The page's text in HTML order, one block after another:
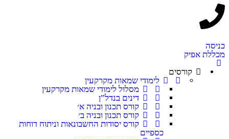
כניסה
מכללת אפיק
קורסים
לימודי שמאות מקרקעין
מסלול לימודי שמאות מקרקעין
דינים בנדל”ן
קורס תכנון ובניה א׳
קורס תכנון ובניה ב׳
קורס יסודות החשבונאות וניתוח דוחות
כספיים